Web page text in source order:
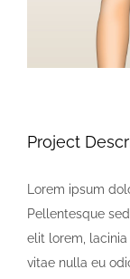
Project
Lorem ipsum
Pellentesque
elit lorem,
vitae nulla eu